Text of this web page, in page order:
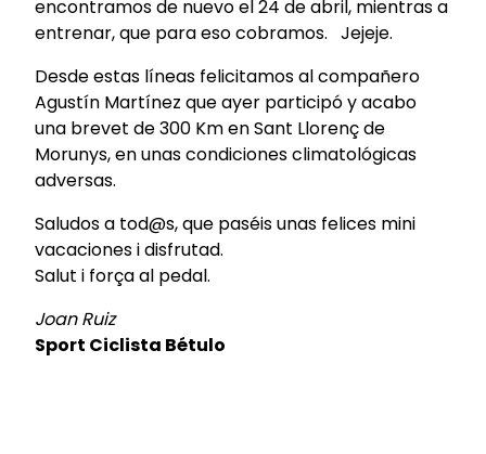
encontramos de nuevo el 24 de abril, mientras a
entrenar, que para eso cobramos. Jejeje.
Desde estas líneas felicitamos al compañero
Agustín Martínez que ayer participó y acabo
una brevet de 300 Km en Sant Llorenç de
Morunys, en unas condiciones climatológicas
adversas.
Saludos a tod@s, que paséis unas felices mini
vacaciones i disfrutad.
Salut i força al pedal.
Joan Ruiz
Sport Ciclista Bétulo